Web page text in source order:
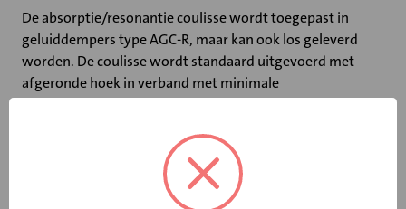
De absorptie/resonantie coulisse wordt toegepast in
geluiddempers type AGC-R, maar kan ook los geleverd
worden. De coulisse wordt standaard uitgevoerd met
afgeronde hoek in verband met minimale
Belangrijkste kenmerken:
• Verzinkt plaatstalen frame
• Absorptiemateriaal afgedekt met scheurvrij, krasvast en